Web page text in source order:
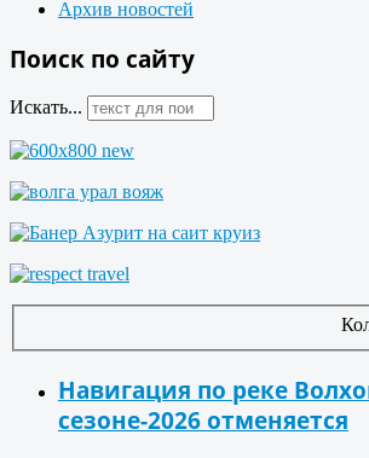
Архив новостей
Поиск по сайту
Искать...
Навигация по реке
сезоне-2026 отменяется